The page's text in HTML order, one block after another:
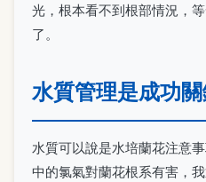
光，根本看不到根部情況，
了。
水質管理是成功
水質可以說是水培蘭花注意
中的氯氣對蘭花根系有害，